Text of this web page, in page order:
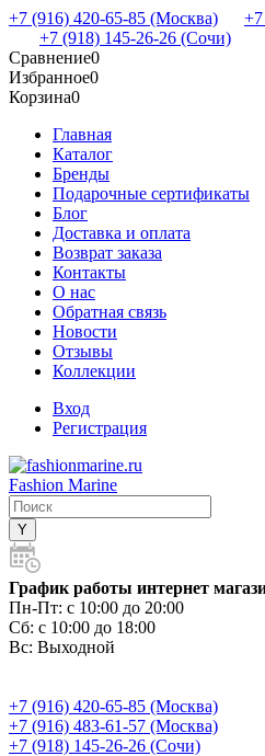
+7 (916) 420-65-85 (Москва)
+7 (918) 145-26-26 (Сочи)
Сравнение0
Избранное0
Корзина0
Главная
Каталог
Бренды
Подарочные сертификаты
Блог
Доставка и оплата
Возврат заказа
Контакты
О нас
Обратная связь
Новости
Отзывы
Коллекции
Вход
Регистрация
Fashion Marine
График работы интернет
Пн-Пт: с 10:00 до 20:00
Сб: с 10:00 до 18:00
Вс: Выходной
+7 (916) 420-65-85 (Москва)
+7 (916) 483-61-57 (Москва)
+7 (918) 145-26-26 (Сочи)